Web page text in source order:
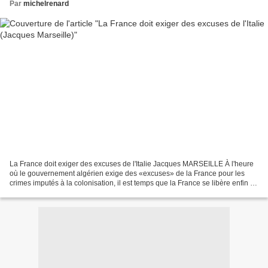
Par michelrenard
La France doit exiger des excuses de l'Italie Jacques MARSEILLE À l'heure
où le gouvernement algérien exige des «excuses» de la France pour les
crimes imputés à la colonisation, il est temps que la France se libère enfin du